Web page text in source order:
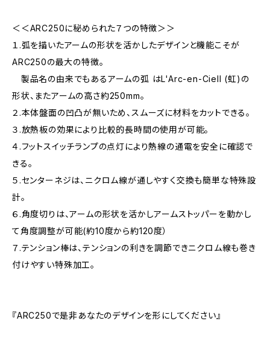
＜＜ARC250に秘められた７つの特徴＞＞
１.弧を描いたアームの形状を活かしたデザインと機能こそが
ARC250の最大の特徴。
製品名の由来でもあるアームの弧 はL'Arc-en-Ciell (虹)の
形状、またアームの高さ約250mm。
２.本体盤面の凹凸が無いため、スムーズに材料をカットできる。
３.放熱板の効果により比較的長時間の使用が可能。
４.フットスイッチランプの点灯により熱線の通電を安全に確認で
きる。
５.センターネジは、ニクロム線が通しやすく交換も簡単な特殊設
計。
６.角度切りは、アームの形状を活かしアームストッパーを動かし
て角度調整が可能(約10度から約120度）
７.テンション棒は、テンションの利きを調節できニクロム線も巻き
付けやすい特殊加工。
『ARC250で是非あなたのデザインを形にしてください』